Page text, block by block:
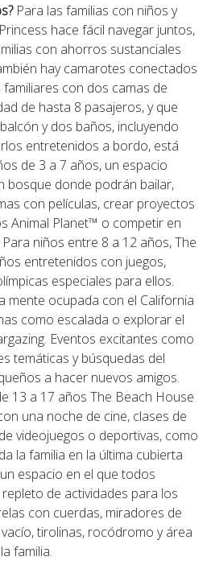
Para las familias con niños y
hace fácil navegar juntos,
con ahorros sustanciales
hay camarotes conectados
con dos camas de
de hasta 8 pasajeros, y que
y dos baños, incluyendo
entretenidos a bordo, está
de 3 a 7 años, un espacio
bosque donde podrán bailar,
con películas, crear proyectos
Animal Planet™ o competir en
niños entre 8 a 12 años, The
entretenidos con juegos,
especiales para ellos.
mente ocupada con el California
como escalada o explorar el
Eventos excitantes como
temáticas y búsquedas del
a hacer nuevos amigos.
13 a 17 años The Beach House
una noche de cine, clases de
videojuegos o deportivas, como
la familia en la última cubierta
espacio en el que todos
de actividades para los
con cuerdas, miradores de
tirolinas, rocódromo y área
familia.